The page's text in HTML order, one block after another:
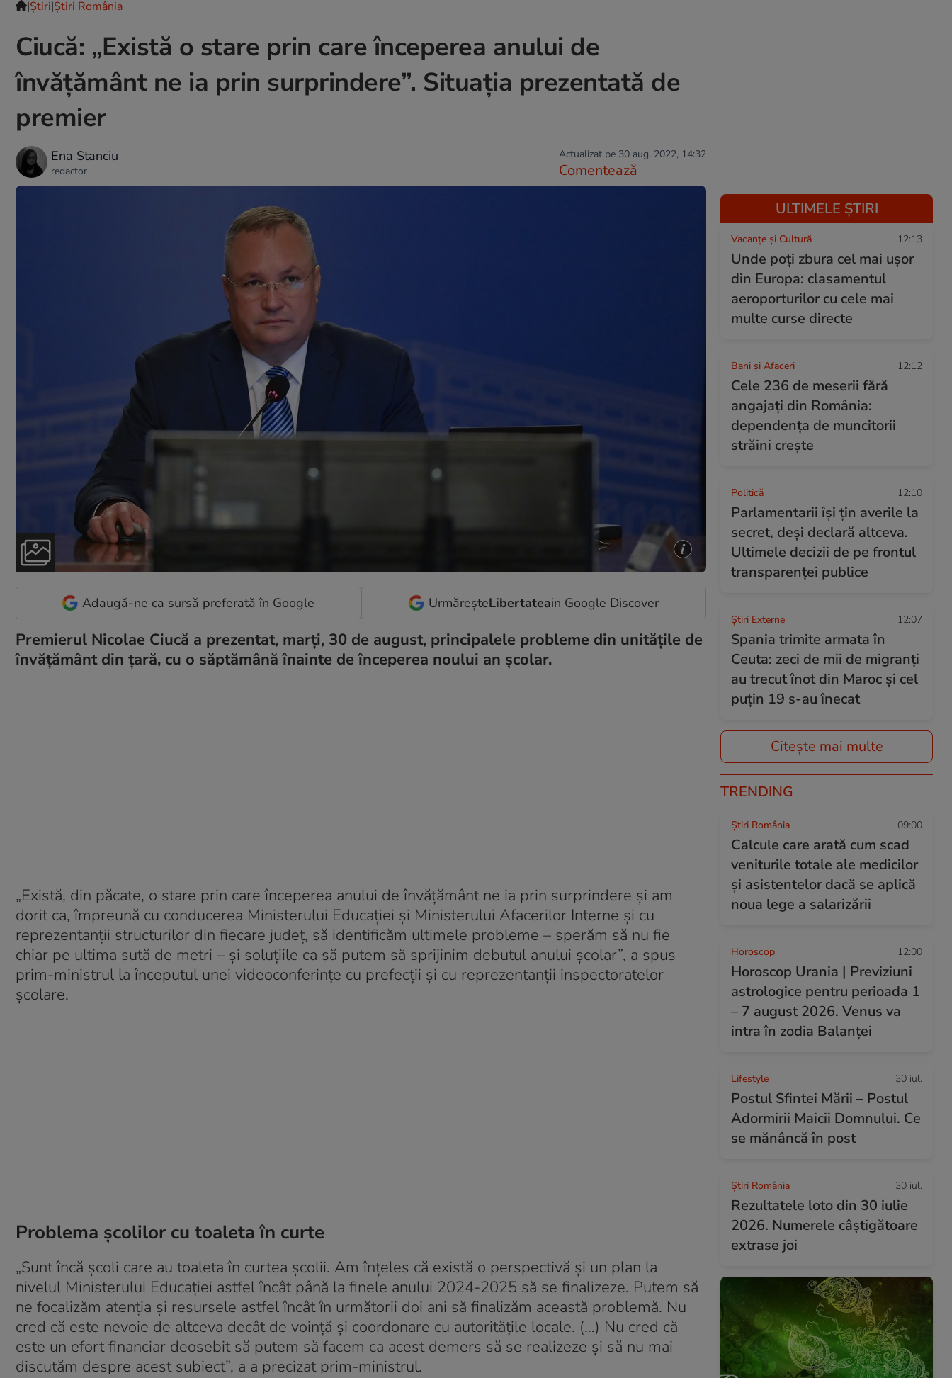
|Ştiri|Știri România
Ciucă: „Există o stare prin care începerea anului de
învățământ ne ia prin surprindere”. Situația prezentată de
premier
Ena Stanciu
redactor
Actualizat pe 30 aug. 2022, 14:32
Comentează
Adaugă-ne ca sursă preferată în Google UrmăreșteLibertateain Google Discover
Premierul Nicolae Ciucă a prezentat, marți, 30 de august, principalele probleme din unitățile de
învățământ din țară, cu o săptămână înainte de începerea noului an școlar.
„Există, din păcate, o stare prin care începerea anului de învățământ ne ia prin surprindere și am
dorit ca, împreună cu conducerea Ministerului Educației și Ministerului Afacerilor Interne și cu
reprezentanții structurilor din fiecare județ, să identificăm ultimele probleme – sperăm să nu fie
chiar pe ultima sută de metri – și soluțiile ca să putem să sprijinim debutul anului școlar”, a spus
prim-ministrul la începutul unei videoconferințe cu prefecții și cu reprezentanții inspectoratelor
școlare.
Problema școlilor cu toaleta în curte
„Sunt încă școli care au toaleta în curtea școlii. Am înțeles că există o perspectivă și un plan la
nivelul Ministerului Educației astfel încât până la finele anului 2024-2025 să se finalizeze. Putem să
ne focalizăm atenția și resursele astfel încât în următorii doi ani să finalizăm această problemă. Nu
cred că este nevoie de altceva decât de voință și coordonare cu autoritățile locale. (…) Nu cred că
este un efort financiar deosebit să putem să facem ca acest demers să se realizeze și să nu mai
discutăm despre acest subiect”, a a precizat prim-ministrul.
ULTIMELE ȘTIRI
Vacanțe și Cultură 12:13
Unde poți zbura cel mai ușor
din Europa: clasamentul
aeroporturilor cu cele mai
multe curse directe
Bani și Afaceri 12:12
Cele 236 de meserii fără
angajați din România:
dependența de muncitorii
străini crește
Politică 12:10
Parlamentarii își țin averile la
secret, deși declară altceva.
Ultimele decizii de pe frontul
transparenței publice
Știri Externe 12:07
Spania trimite armata în
Ceuta: zeci de mii de migranți
au trecut înot din Maroc și cel
puțin 19 s-au înecat
Citește mai multe
TRENDING
Știri România 09:00
Calcule care arată cum scad
veniturile totale ale medicilor
și asistentelor dacă se aplică
noua lege a salarizării
Horoscop 12:00
Horoscop Urania | Previziuni
astrologice pentru perioada 1
– 7 august 2026. Venus va
intra în zodia Balanței
Lifestyle 30 iul.
Postul Sfintei Mării – Postul
Adormirii Maicii Domnului. Ce
se mănâncă în post
Știri România 30 iul.
Rezultatele loto din 30 iulie
2026. Numerele câștigătoare
extrase joi